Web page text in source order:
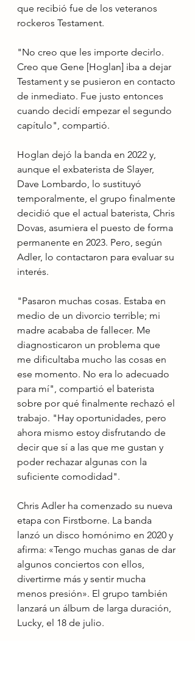
que recibió fue de los veteranos
rockeros Testament.
"No creo que les importe decirlo.
Creo que Gene [Hoglan] iba a dejar
Testament y se pusieron en contacto
de inmediato. Fue justo entonces
cuando decidí empezar el segundo
capítulo", compartió.
Hoglan dejó la banda en 2022 y,
aunque el exbaterista de Slayer,
Dave Lombardo, lo sustituyó
temporalmente, el grupo finalmente
decidió que el actual baterista, Chris
Dovas, asumiera el puesto de forma
permanente en 2023. Pero, según
Adler, lo contactaron para evaluar su
interés.
"Pasaron muchas cosas. Estaba en
medio de un divorcio terrible; mi
madre acababa de fallecer. Me
diagnosticaron un problema que
me dificultaba mucho las cosas en
ese momento. No era lo adecuado
para mí", compartió el baterista
sobre por qué finalmente rechazó el
trabajo. "Hay oportunidades, pero
ahora mismo estoy disfrutando de
decir que sí a las que me gustan y
poder rechazar algunas con la
suficiente comodidad".
Chris Adler ha comenzado su nueva
etapa con Firstborne. La banda
lanzó un disco homónimo en 2020 y
afirma: «Tengo muchas ganas de dar
algunos conciertos con ellos,
divertirme más y sentir mucha
menos presión». El grupo también
lanzará un álbum de larga duración,
Lucky, el 18 de julio.